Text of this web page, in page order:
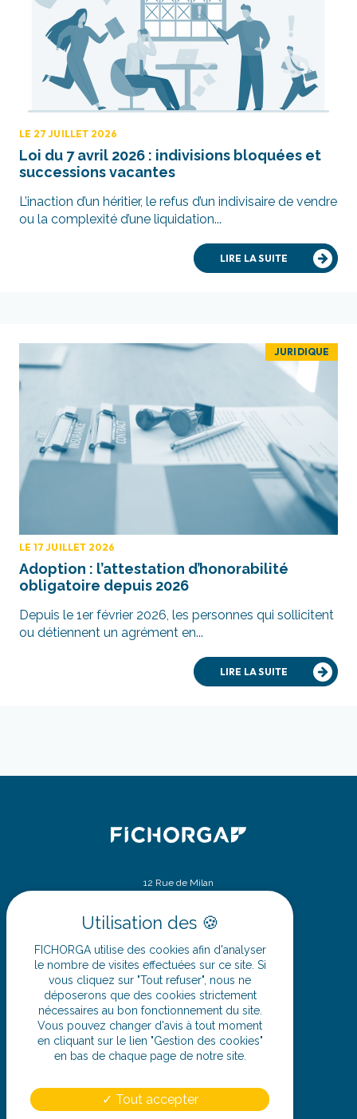
LE 27 JUILLET 2026
Loi du 7 avril 2026 : indivisions bloquées et
successions vacantes
L’inaction d’un héritier, le refus d’un indivisaire de vendre
ou la complexité d’une liquidation...
LIRE LA SUITE
JURIDIQUE
LE 17 JUILLET 2026
Adoption : l’attestation d’honorabilité
obligatoire depuis 2026
Depuis le 1er février 2026, les personnes qui sollicitent
ou détiennent un agrément en...
LIRE LA SUITE
12 Rue de Milan
SIÈGE SOCIAL
59175 Templemars
03 20 62 08 08
FICHORGA utilise des cookies afin d'analyser
le nombre de visites effectuées sur ce site. Si
vous cliquez sur "Tout refuser", nous ne
déposerons que des cookies strictement
nécessaires au bon fonctionnement du site.
Vous pouvez changer d'avis à tout moment
en cliquant sur le lien "Gestion des cookies"
en bas de chaque page de notre site.
Tout accepter